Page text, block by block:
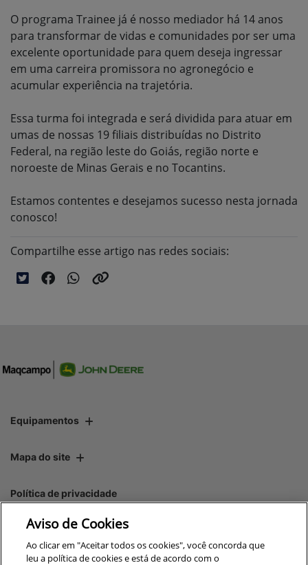
O programa Trainee já é nosso mediador há 14 anos
para transformar de vidas e comunidades por ser uma
excelente oportunidade para quem deseja ingressar
em uma carreira promissora no agronegócio e
acumular experiência na trajetória.
Essa turma foi integrada e será dividida para atuar em
umas de nossas 19 filiais distribuídas no Distrito
Federal, na região leste do Goiás, região norte e
noroeste de Minas Gerais e no Tocantins.
Estamos contentes e desejamos sucesso nesta jornada
conosco!
Compartilhe esse artigo nas redes sociais:
Equipamentos
Mapa do site
Política de privacidade
CNPJ: 00.970.771/0006-16
Aviso de Cookies
Ao clicar em "Aceitar todos os cookies", você concorda que
leu a política de cookies e está de acordo com o